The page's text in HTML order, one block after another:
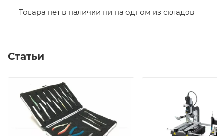
Товара нет в наличии ни на одном из складов
Статьи